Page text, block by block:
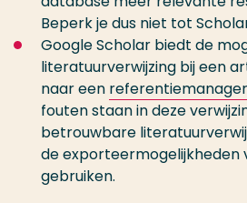
Beperk je dus niet tot
Google Scholar biedt de
literatuurverwijzing bij een
naar een referentiemanager
fouten staan in deze
betrouwbare
de exporteermogelijkheden
gebruiken.